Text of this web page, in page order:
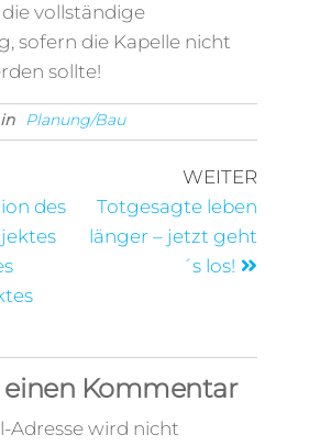
vollständige
sofern die Kapelle nicht
sollte!
Planung/Bau
des
WEITER
Totgesagte leben
länger – jetzt geht
´s los!
einen Kommentar
Adresse wird nicht